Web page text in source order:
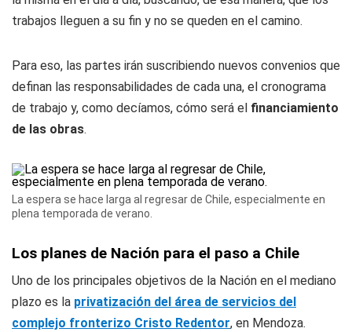
trabajos lleguen a su fin y no se queden en el camino.
Para eso, las partes irán suscribiendo nuevos convenios que
definan las responsabilidades de cada una, el cronograma
de trabajo y, como decíamos, cómo será el financiamiento
de las obras.
La espera se hace larga al regresar de Chile, especialmente en
plena temporada de verano.
Los planes de Nación para el paso a Chile
Uno de los principales objetivos de la Nación en el mediano
plazo es la privatización del área de servicios del
complejo fronterizo Cristo Redentor, en Mendoza.